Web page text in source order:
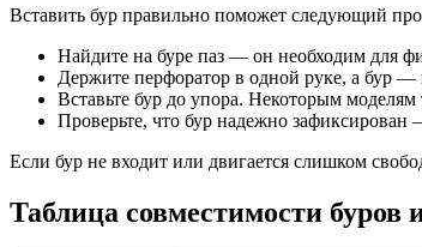
Вставить бур правильно поможет следующий
Найдите на буре паз — он необходим для
Держите перфоратор в одной руке, а бур —
Вставьте бур до упора. Некоторым моделям
Проверьте, что бур надежно зафиксирован
Если бур не входит или двигается слишком
Таблица совместимости буров